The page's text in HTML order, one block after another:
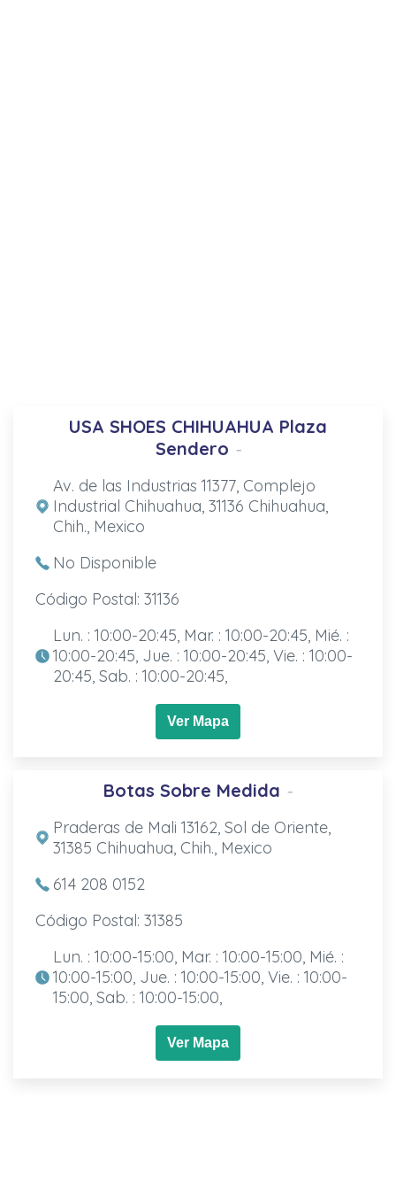
USA SHOES CHIHUAHUA Plaza
Sendero -
Av. de las Industrias 11377, Complejo
Industrial Chihuahua, 31136 Chihuahua,
Chih., Mexico
No Disponible
Código Postal: 31136
Lun. : 10:00-20:45, Mar. : 10:00-20:45, Mié. :
10:00-20:45, Jue. : 10:00-20:45, Vie. : 10:00-
20:45, Sab. : 10:00-20:45,
Ver Mapa
Botas Sobre Medida -
Praderas de Mali 13162, Sol de Oriente,
31385 Chihuahua, Chih., Mexico
614 208 0152
Código Postal: 31385
Lun. : 10:00-15:00, Mar. : 10:00-15:00, Mié. :
10:00-15:00, Jue. : 10:00-15:00, Vie. : 10:00-
15:00, Sab. : 10:00-15:00,
Ver Mapa